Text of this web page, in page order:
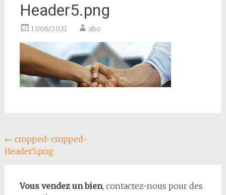
Header5.png
13/06/2021 abo
Navigation
de
← cropped-cropped-
Header5.png
Vous vendez un bien, contactez-nous pour des